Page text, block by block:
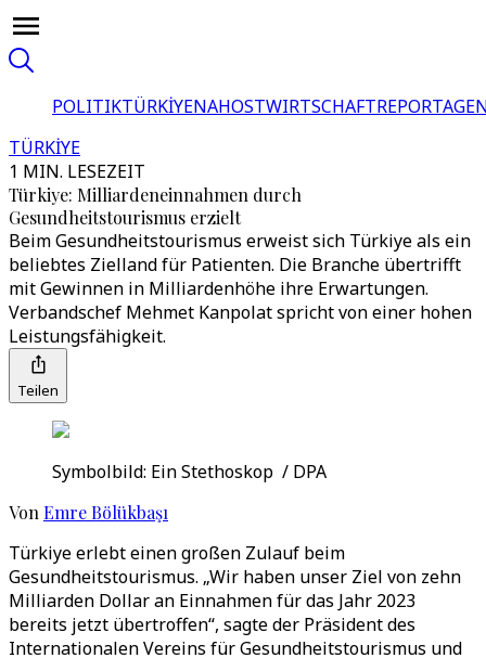
POLITIKTÜRKİYENAHOSTWIRTSCHAFT
TÜRKİYE
1 MIN. LESEZEIT
Türkiye: Milliardeneinnahmen durch
Gesundheitstourismus erzielt
Beim Gesundheitstourismus erweist sich Türkiye als ein
beliebtes Zielland für Patienten. Die Branche übertrifft
mit Gewinnen in Milliardenhöhe ihre Erwartungen.
Verbandschef Mehmet Kanpolat spricht von einer hohen
Leistungsfähigkeit.
Teilen
Symbolbild: Ein Stethoskop / DPA
Von Emre Bölükbaşı
Türkiye erlebt einen großen Zulauf beim
Gesundheitstourismus. „Wir haben unser Ziel von zehn
Milliarden Dollar an Einnahmen für das Jahr 2023
bereits jetzt übertroffen“, sagte der Präsident des
Internationalen Vereins für Gesundheitstourismus und